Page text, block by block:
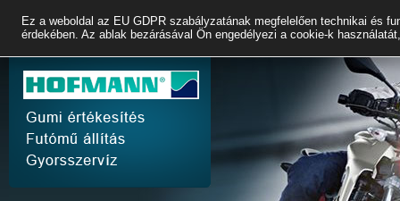
Ez a weboldal az EU GDPR szabályzatának megfelelően technikai és
érdekében. Az ablak bezárásával Ön engedélyezi a cookie-k